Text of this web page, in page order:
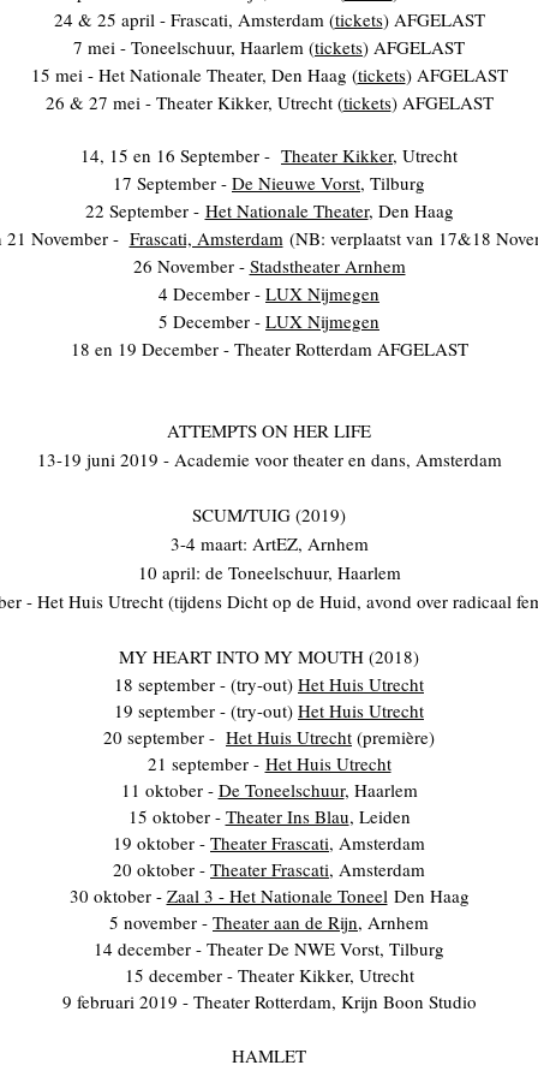
24 & 25 april - Frascati, Amsterdam (tickets) AFGELAST
7 mei - Toneelschuur, Haarlem (tickets) AFGELAST
15 mei - Het Nationale Theater, Den Haag (tickets) AFGELAST
26 & 27 mei - Theater Kikker, Utrecht (tickets) AFGELAST
14, 15 en 16 September - Theater Kikker, Utrecht
17 September - De Nieuwe Vorst, Tilburg
22 September - Het Nationale Theater, Den Haag
21 November - Frascati, Amsterdam(NB: verplaatst van 17&18
26 November - Stadstheater Arnhem
4 December - LUX Nijmegen
5 December - LUX Nijmegen
18 en 19 December - Theater Rotterdam AFGELAST
ATTEMPTS ON HER LIFE
13-19 juni 2019 - Academie voor theater en dans, Amsterdam
SCUM/TUIG (2019)
3-4 maart: ArtEZ, Arnhem
10 april: de Toneelschuur, Haarlem
- Het Huis Utrecht (tijdens Dicht op de Huid, avond over radicaal
MY HEART INTO MY MOUTH (2018)
18 september - (try-out) Het Huis Utrecht
19 september - (try-out) Het Huis Utrecht
20 september - Het Huis Utrecht (première)
21 september - Het Huis Utrecht
11 oktober - De Toneelschuur, Haarlem
15 oktober - Theater Ins Blau, Leiden
19 oktober - Theater Frascati, Amsterdam
20 oktober - Theater Frascati, Amsterdam
30 oktober - Zaal 3 - Het Nationale ToneelDen Haag
5 november - Theater aan de Rijn, Arnhem
14 december - Theater De NWE Vorst, Tilburg
15 december - Theater Kikker, Utrecht
9 februari 2019 - Theater Rotterdam, Krijn Boon Studio
HAMLET